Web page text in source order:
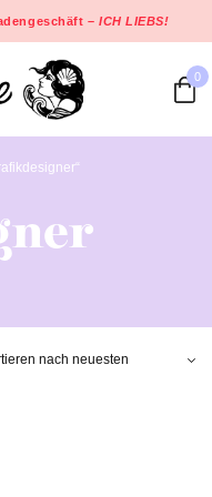
–ICH LIEBS!
0